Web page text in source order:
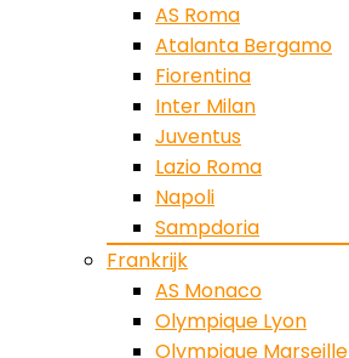
AS Roma
Atalanta Bergamo
Fiorentina
Inter Milan
Juventus
Lazio Roma
Napoli
Sampdoria
Frankrijk
AS Monaco
Olympique Lyon
Olympique Marseille